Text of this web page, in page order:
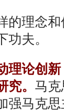
理念和
功夫。
理论创新
究。 马
强马克